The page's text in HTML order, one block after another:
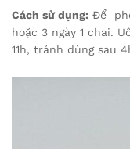
Cách sử dụng: Để
hoặc 3 ngày 1 chai.
11h, tránh dùng sau